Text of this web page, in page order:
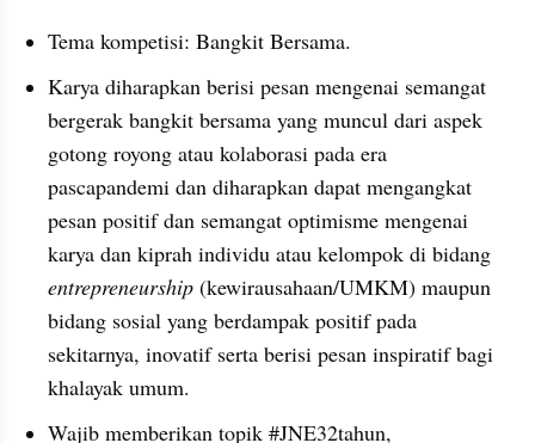
Tema kompetisi: Bangkit Bersama.
Karya diharapkan berisi pesan mengenai semangat
bergerak bangkit bersama yang muncul dari aspek
gotong royong atau kolaborasi pada era
pascapandemi dan diharapkan dapat mengangkat
pesan positif dan semangat optimisme mengenai
entrepreneurship (kewirausahaan/UMKM) maupun
bidang sosial yang berdampak positif pada
sekitarnya, inovatif serta berisi pesan inspiratif bagi
khalayak umum.
Wajib memberikan topik #JNE32tahun,